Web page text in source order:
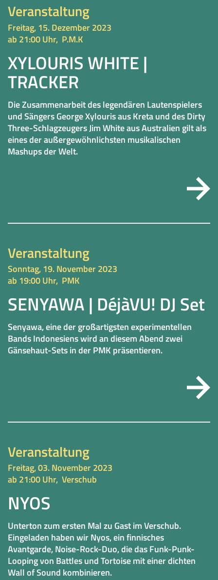
Veranstaltung
Freitag, 15. Dezember 2023
ab 21:00 Uhr, P.M.K
XYLOURIS WHITE |
TRACKER
Die Zusammenarbeit des legendären Lautenspielers
und Sängers George Xylouris aus Kreta und des Dirty
Three-Schlagzeugers Jim White aus Australien gilt als
eines der außergewöhnlichsten musikalischen
Mashups der Welt.
Veranstaltung
Sonntag, 19. November 2023
ab 19:00 Uhr, PMK
SENYAWA | DéjàVU! DJ Set
Senyawa, eine der großartigsten experimentellen
Bands Indonesiens wird an diesem Abend zwei
Gänsehaut-Sets in der PMK präsentieren.
Veranstaltung
Freitag, 03. November 2023
ab 21:00 Uhr, Verschub
NYOS
Unterton zum ersten Mal zu Gast im Verschub.
Eingeladen haben wir Nyos, ein finnisches
Avantgarde, Noise-Rock-Duo, die das Funk-Punk-
Looping von Battles und Tortoise mit einer dichten
Wall of Sound kombinieren.